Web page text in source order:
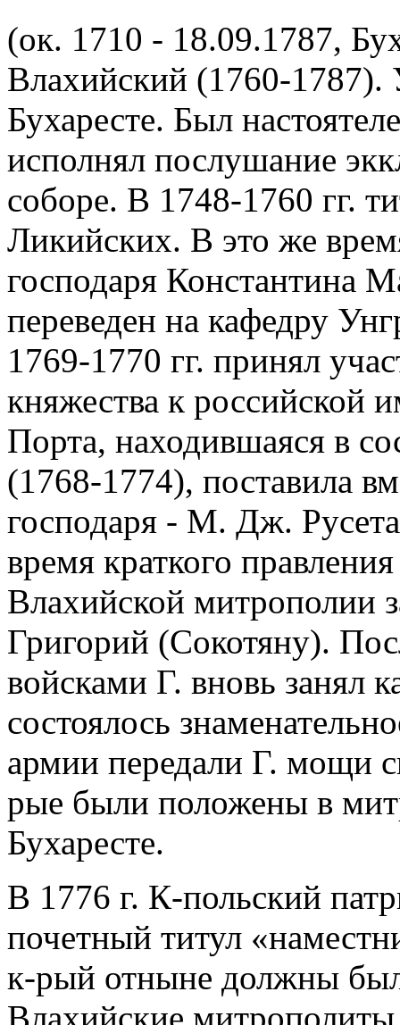
(ок. 1710 - 18.09.1787,
Влахийский (1760-1787).
Бухаресте. Был
исполнял послушание
соборе. В 1748-1760 гг.
Ликийских. В это же
господаря Константина
переведен на кафедру
1769-1770 гг. принял
княжества к российской
Порта, находившаяся в
(1768-1774), поставила
господаря - М. Дж.
время краткого
Влахийской митрополии
Григорий (Сокотяну).
войсками Г. вновь занял
состоялось
армии передали Г. мощи
рые были положены в
Бухаресте.
В 1776 г. К-польский
почетный титул
к-рый отныне должны
Влахийские